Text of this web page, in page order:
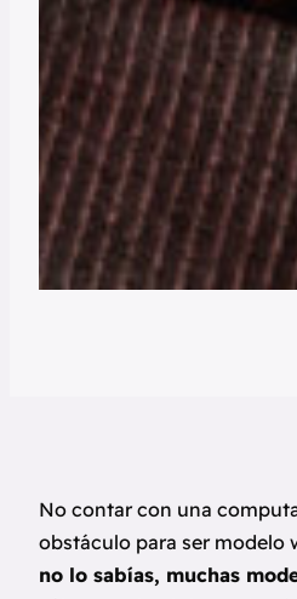
No contar con una
obstáculo para ser modelo
no lo sabías, muchas